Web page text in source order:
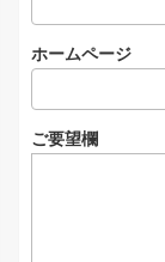
ホームページ
ご要望欄